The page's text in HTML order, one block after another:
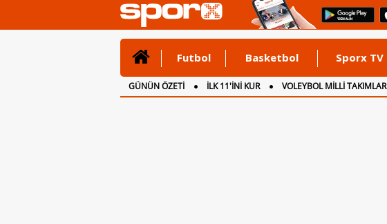
Futbol Basketbol Sporx TV
GÜNÜN ÖZETİ İLK 11'İNİ KUR VOLEYBOL MİLLİ TAKIMLAR
CANLI ANLATIM
İNGİLTERE